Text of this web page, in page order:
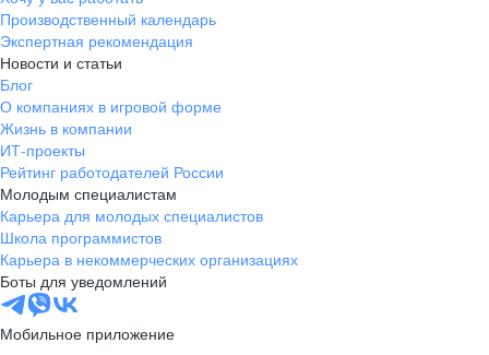
Производственный календарь
Экспертная рекомендация
Новости и статьи
Блог
О компаниях в игровой форме
Жизнь в компании
ИТ-проекты
Рейтинг работодателей России
Молодым специалистам
Карьера для молодых специалистов
Школа программистов
Карьера в некоммерческих организациях
Боты для уведомлений
Мобильное приложение